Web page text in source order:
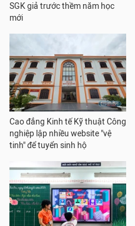
SGK giả trước thềm năm học
mới
Cao đẳng Kinh tế Kỹ thuật Công
nghiệp lập nhiều website "vệ
tinh" để tuyển sinh hộ